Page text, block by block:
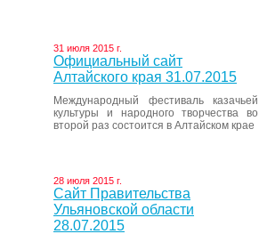
31 июля 2015 г.
Официальный сайт
Алтайского края 31.07.2015
Международный фестиваль казачьей
культуры и народного творчества во
второй раз состоится в Алтайском крае
28 июля 2015 г.
Сайт Правительства
Ульяновской области
28.07.2015